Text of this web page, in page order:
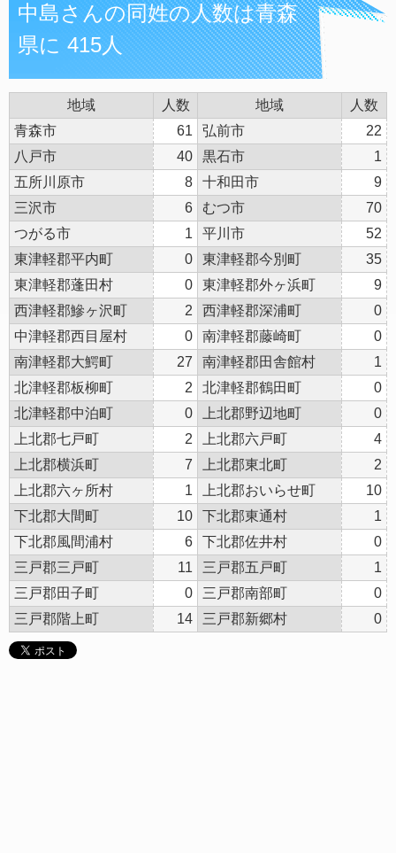
中島さんの同姓の人数は青森
県に 415人
地域 人数 地域
人数
青森市
61 弘前市
22
八戸市
40 黒石市
1
五所川原市
8 十和田市
9
三沢市
6 むつ市
70
つがる市
1 平川市
52
東津軽郡平内町
0 東津軽郡今別町
35
東津軽郡蓬田村
0 東津軽郡外ヶ浜町
9
西津軽郡鰺ヶ沢町
2 西津軽郡深浦町
0
中津軽郡西目屋村
0 南津軽郡藤崎町
0
南津軽郡大鰐町
27 南津軽郡田舎館村
1
北津軽郡板柳町
2 北津軽郡鶴田町
0
北津軽郡中泊町
0 上北郡野辺地町
0
上北郡七戸町
2 上北郡六戸町
4
上北郡横浜町
7 上北郡東北町
2
上北郡六ヶ所村
1 上北郡おいらせ町
10
下北郡大間町
10 下北郡東通村
1
下北郡風間浦村
6 下北郡佐井村
0
三戸郡三戸町
11 三戸郡五戸町
1
三戸郡田子町
0 三戸郡南部町
0
三戸郡階上町
14 三戸郡新郷村 0